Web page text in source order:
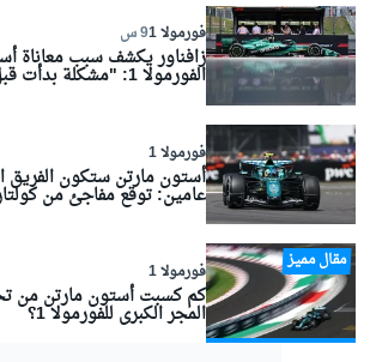
فورمولا 1 9 س
زافناور يكشف سبب معاناة
الفورمولا 1: "مشكلة بدأت قبل خمس سنوات"
فورمولا 1
أستون مارتن ستكون الفريق
عامين: توقع مفاجئ من
مقال مميز فورمولا 1
كم كسبت أستون مارتن من
المجر الكبرى للفورمولا 1؟